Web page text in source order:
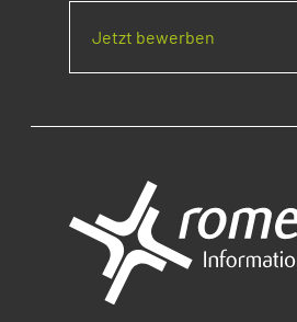
Jetzt bewerben